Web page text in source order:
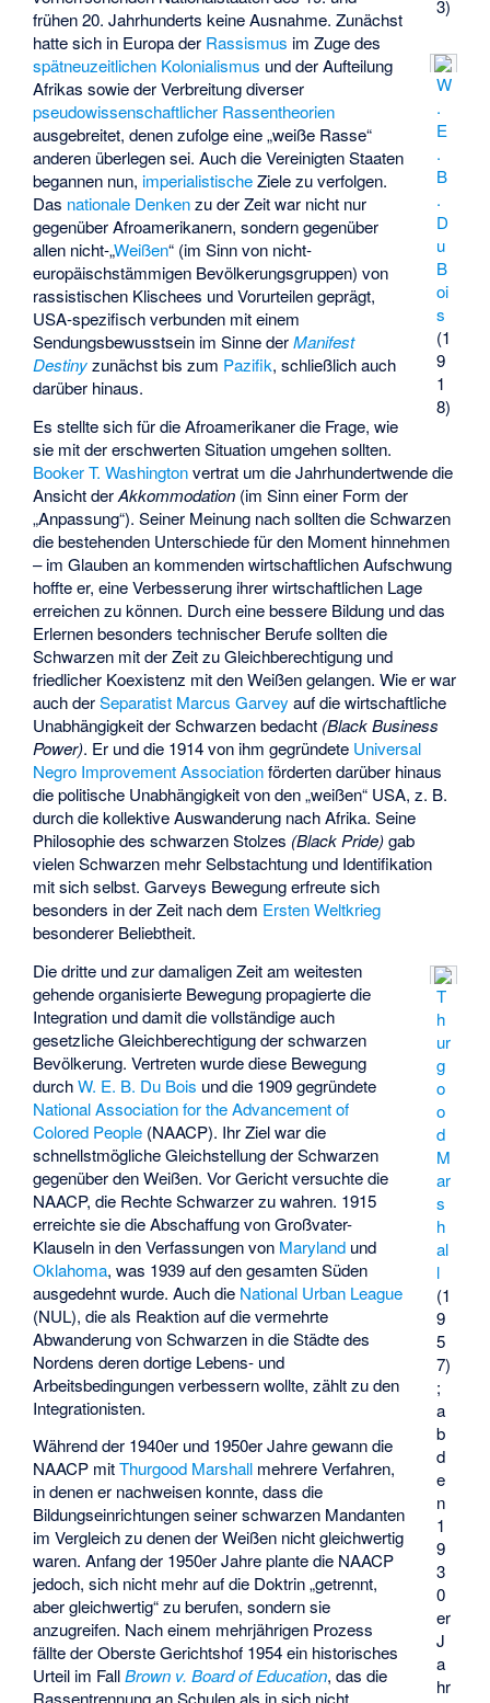
3)
W
.
E
.
B
.
D
u
B
oi
s
(1
9
1
8)
frühen 20. Jahrhunderts keine Ausnahme. Zunächst
hatte sich in Europa der Rassismus im Zuge des
spätneuzeitlichen Kolonialismus und der Aufteilung
Afrikas sowie der Verbreitung diverser
pseudowissenschaftlicher Rassentheorien
ausgebreitet, denen zufolge eine „weiße Rasse“
anderen überlegen sei. Auch die Vereinigten Staaten
begannen nun, imperialistischeZiele zu verfolgen.
Das nationale Denkenzu der Zeit war nicht nur
gegenüber Afroamerikanern, sondern gegenüber
allen nicht-„Weißen“ (im Sinn von nicht-
europäischstämmigen Bevölkerungsgruppen) von
rassistischen Klischees und Vorurteilen geprägt,
USA-spezifisch verbunden mit einem
Sendungsbewusstsein im Sinne derManifest
Destinyzunächst bis zum Pazifik, schließlich auch
darüber hinaus.
Es stellte sich für die Afroamerikaner die Frage, wie
sie mit der erschwerten Situation umgehen sollten.
Booker T. Washingtonvertrat um die Jahrhundertwende die
Ansicht derAkkommodation (im Sinn einer Form der
„Anpassung“). Seiner Meinung nach sollten die Schwarzen
die bestehenden Unterschiede für den Moment hinnehmen
– im Glauben an kommenden wirtschaftlichen Aufschwung
hoffte er, eine Verbesserung ihrer wirtschaftlichen Lage
erreichen zu können. Durch eine bessere Bildung und das
Erlernen besonders technischer Berufe sollten die
Schwarzen mit der Zeit zu Gleichberechtigung und
friedlicher Koexistenz mit den Weißen gelangen. Wie er war
auch derSeparatist Marcus Garvey auf die wirtschaftliche
Unabhängigkeit der Schwarzen bedacht (Black Business
Power). Er und die 1914 von ihm gegründete Universal
Negro Improvement Associationförderten darüber hinaus
die politische Unabhängigkeit von den „weißen“ USA, z. B.
durch die kollektive Auswanderung nach Afrika. Seine
Philosophie des schwarzen Stolzes (Black Pride)gab
vielen Schwarzen mehr Selbstachtung und Identifikation
mit sich selbst. Garveys Bewegung erfreute sich
besonders in der Zeit nach dem Ersten Weltkrieg
besonderer Beliebtheit.
T
h
ur
g
o
o
d
M
ar
s
h
al
l
(1
9
5
7)
;
a
b
d
e
n
1
9
3
0
er
J
a
hr
Die dritte und zur damaligen Zeit am weitesten
gehende organisierte Bewegung propagierte die
Integration und damit die vollständige auch
gesetzliche Gleichberechtigung der schwarzen
Bevölkerung. Vertreten wurde diese Bewegung
durchW. E. B. Du Bois und die 1909 gegründete
National Association for the Advancement of
Colored People (NAACP). Ihr Ziel war die
schnellstmögliche Gleichstellung der Schwarzen
gegenüber den Weißen. Vor Gericht versuchte die
NAACP, die Rechte Schwarzer zu wahren. 1915
erreichte sie die Abschaffung von Großvater-
Klauseln in den Verfassungen von Maryland und
Oklahoma, was 1939 auf den gesamten Süden
ausgedehnt wurde. Auch die National Urban League
(NUL), die als Reaktion auf die vermehrte
Abwanderung von Schwarzen in die Städte des
Nordens deren dortige Lebens- und
Arbeitsbedingungen verbessern wollte, zählt zu den
Integrationisten.
Während der 1940er und 1950er Jahre gewann die
NAACP mitThurgood Marshall mehrere Verfahren,
in denen er nachweisen konnte, dass die
Bildungseinrichtungen seiner schwarzen Mandanten
im Vergleich zu denen der Weißen nicht gleichwertig
waren. Anfang der 1950er Jahre plante die NAACP
jedoch, sich nicht mehr auf die Doktrin „getrennt,
aber gleichwertig“ zu berufen, sondern sie
anzugreifen. Nach einem mehrjährigen Prozess
fällte der Oberste Gerichtshof 1954 ein historisches
Urteil im FallBrown v. Board of Education, das die